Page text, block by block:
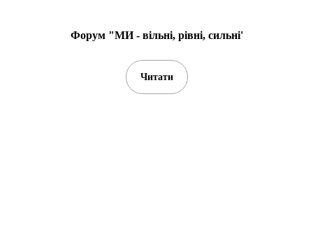
Форум "МИ - вільні, рівні, сильні'
Читати